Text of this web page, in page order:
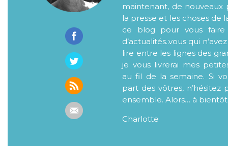
maintenant, de nouveaux
la presse et les choses de
ce blog pour vous faire
d’actualités..vous qui
lire entre les lignes des
je vous livrerai mes
au fil de la semaine. Si
part des vôtres, n’hésitez
ensemble. Alors… à bientôt
Charlotte